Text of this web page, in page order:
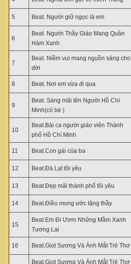
5 Beat. Người giữ ngọc là em
6
Beat. Người Thầy Giáo Mang Quân
Hàm Xanh
7
Beat. Niềm vui mang nguồn sáng cho
đời
8 Beat. Nơi em vừa đi qua
9
Beat. Sáng mãi tên Người Hồ Chí
Minh(có bè )
10
Beat.Bài ca người giáo viên Thành
phố Hồ Chí Minh
11 Beat.Con gái của ba
12 Beat.Đà Lạt tôi yêu
13 Beat.Đẹp mãi thành phố tôi yêu
14 Beat.Điều mong ước tặng thầy
15
Beat.Em Đi Ươm Những Mầm Xanh
Tương Lai
16 Beat.Giọt Sương Và Ánh Mắt Trẻ Thơ
Beat.Giọt Sương Và Ánh Mắt Trẻ Thơ